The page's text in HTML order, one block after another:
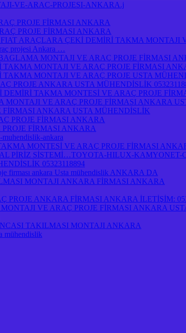
VE-ARAC-PROJESI-ANKARA.j
PROJE FİRMASI ANKARA
PROJE FİRMASI ANKARA
ARAÇLARA ÇEKİ DEMİRİ TAKMA MONTAJI
projesi Ankara …
MONTAJI VE ARAÇ PROJE FİRMASI
MONTAJI VE ARAÇ PROJE FİRMASI
MONTAJI VE ARAÇ PROJE USTA
PROJE ANKARA USTA MÜHENDİSLİK
TAKMA MONTESİ VE ARAÇ PROJE
VE ARAÇ PROJE FİRMASI ANKARA
ANKARA USTA MÜHENDİSLİK
PROJE FİRMASI ANKARA
FİRMASI ANKARA
ankara
MONTESİ VE ARAÇ PROJE FİRMASI
PİRİZ SİSTEMİ…TOYOTA-HILUX-
05323118894
firması ankara Usta mühendislik ANKARA DA
MONTAJI ANKARA FİRMASI ANKARA
ANKARA FİRMASI ANKARA İLETİŞİM:
VE ARAÇ PROJE FİRMASI ANKARA
TAKILMASI MONTAJI ANKARA
mühendislik